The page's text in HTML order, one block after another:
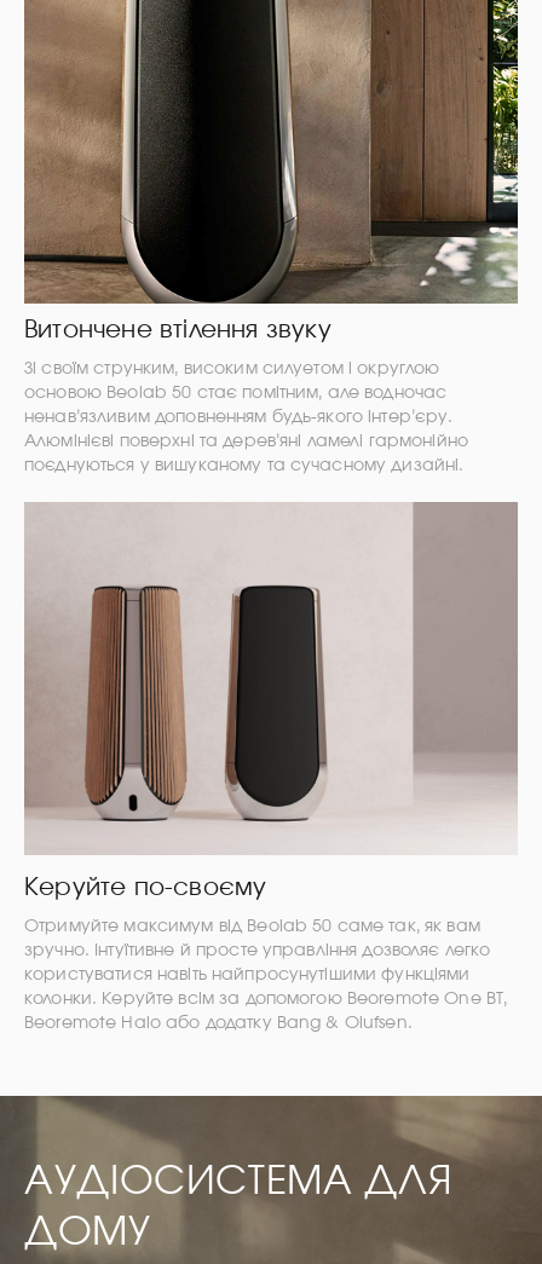
Витончене втілення звуку
Зі своїм струнким, високим силуетом і округлою
основою Beolab 50 стає помітним, але водночас
ненав’язливим доповненням будь-якого інтер’єру.
Алюмінієві поверхні та дерев’яні ламелі гармонійно
поєднуються у вишуканому та сучасному дизайні.
Керуйте по-своєму
Отримуйте максимум від Beolab 50 саме так, як вам
зручно. Інтуїтивне й просте управління дозволяє легко
користуватися навіть найпросунутішими функціями
колонки. Керуйте всім за допомогою Beoremote One BT,
Beoremote Halo або додатку Bang & Olufsen.
АУДІОСИСТЕМА ДЛЯ
ДОМУ